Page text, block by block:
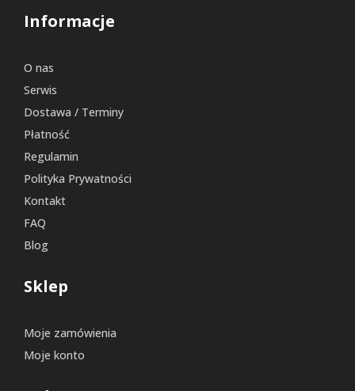
Informacje
O nas
Serwis
Dostawa / Terminy
Płatność
Regulamin
Polityka Prywatności
Kontakt
FAQ
Blog
Sklep
Moje zamówienia
Moje konto